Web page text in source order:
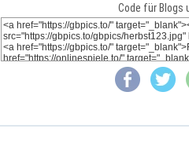
Code für Blogs